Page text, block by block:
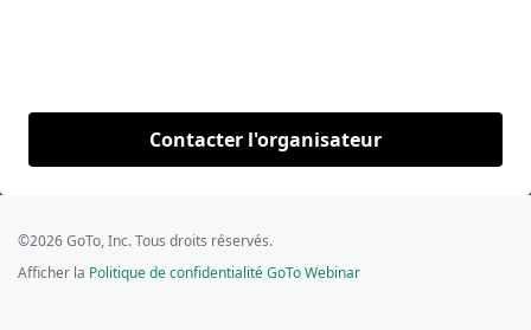
Contacter l'organisateur
©2026 GoTo, Inc. Tous droits réservés.
Afficher la Politique de confidentialité GoTo Webinar